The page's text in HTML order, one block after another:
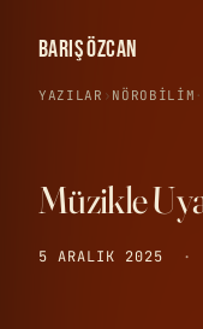
BARIŞ ÖZCAN
YAZILAR › NÖROBILIM ·
Müzikle
5 ARALIK 2025 ·